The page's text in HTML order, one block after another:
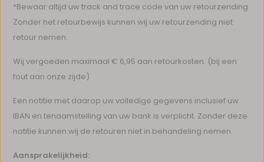
*Bewaar altijd uw track and trace code van uw retourzending.
Zonder het retourbewijs kunnen wij uw retourzending niet
retour nemen.
Wij vergoeden maximaal € 6,95 aan retourkosten. (bij een
fout aan onze zijde)
Een notitie met daarop uw volledige gegevens inclusief uw
IBAN en tenaamstelling van uw bank is verplicht. Zonder deze
notitie kunnen wij de retouren niet in behandeling nemen.
Aansprakelijkheid: